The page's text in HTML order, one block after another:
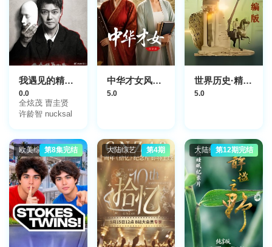
我遇见的精神病态者
0.0
全炫茂 曺圭贤
许龄智 nucksal
中华才女风华录
5.0
世界历史·精编版
5.0
欧美综艺第8集完结 大陆综艺 第4期 大陆综艺第12期完结